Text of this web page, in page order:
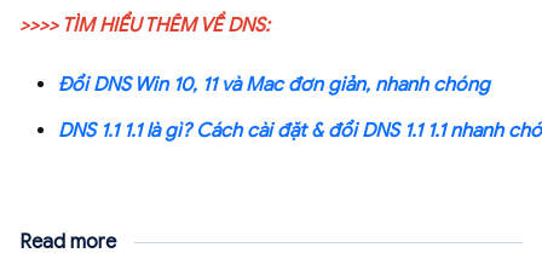
>>>> TÌM HIỂU THÊM VỀ DNS:
Đổi DNS Win 10, 11 và Mac đơn giản, nhanh chóng
DNS 1.1 1.1 là gì? Cách cài đặt & đổi DNS 1.1 1.1 nhanh
Read more